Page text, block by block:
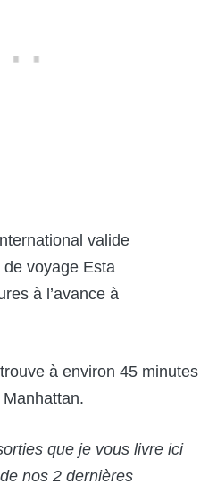
valide
voyage Esta
à l’avance à
à environ 45 minutes
que je vous livre ici
nos 2 dernières